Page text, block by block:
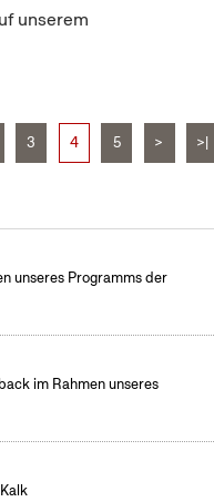
unserem
3 4 5 > >|
unseres Programms der
im Rahmen unseres